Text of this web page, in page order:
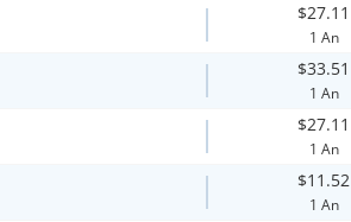
$27.11
1 An
$33.51
1 An
$27.11
1 An
$11.52
1 An